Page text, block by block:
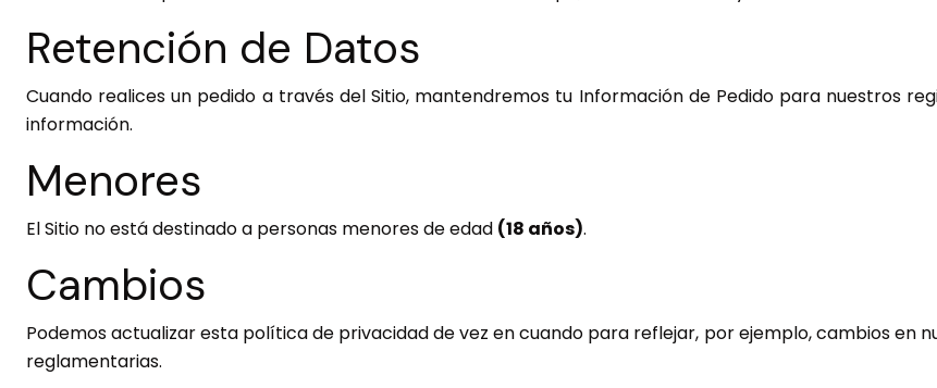
Retención de Datos
Cuando realices un pedido a través del Sitio, mantendremos tu Información de Pedido para nuestros
información.
Menores
El Sitio no está destinado a personas menores de edad (18 años).
Cambios
Podemos actualizar esta política de privacidad de vez en cuando para reflejar, por ejemplo, cambios en
reglamentarias.